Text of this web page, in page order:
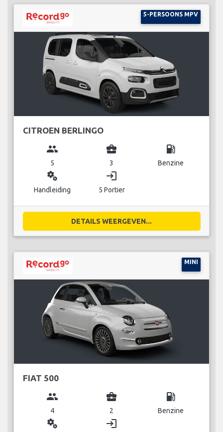
5-PERSOONS MPV
CITROEN BERLINGO
group
5
business_center
3
local_gas_station
Benzine
miscellaneous_services
Handleiding
login
5 Portier
DETAILS WEERGEVEN...
MINI
FIAT 500
group
4
business_center
2
local_gas_station
Benzine
miscellaneous_services login